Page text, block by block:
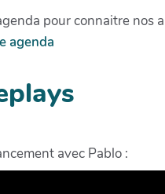
pour connaitre nos
agenda
avec Pablo :